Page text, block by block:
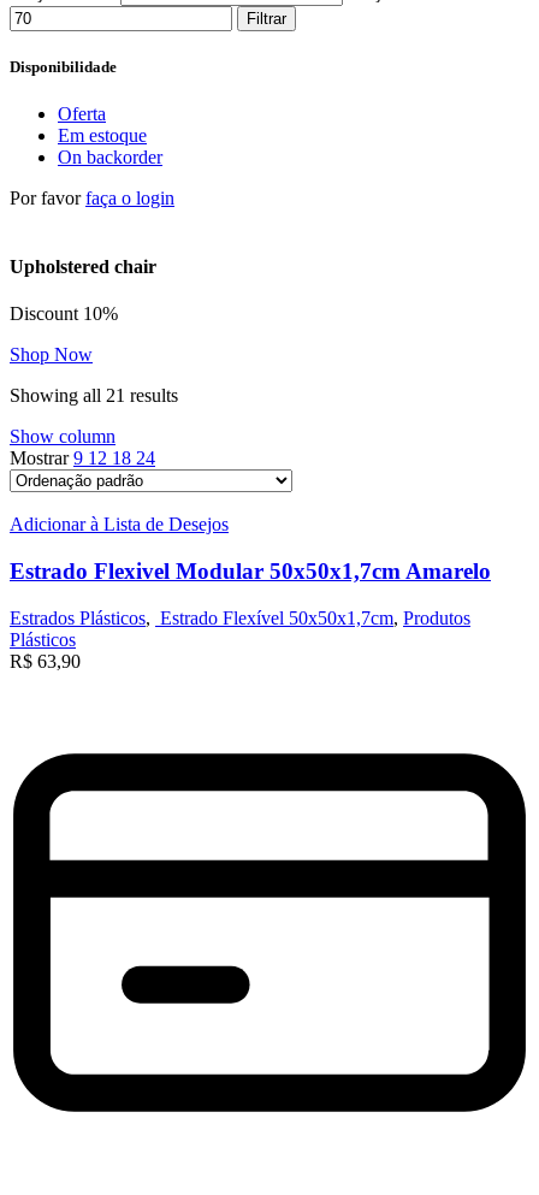
Filtrar
Disponibilidade
Oferta
Em estoque
On backorder
Por favorfaça o login
Upholstered chair
Discount 10%
Shop Now
Showing all 21 results
Show column
Mostrar9 12 18 24
Adicionar à Lista de Desejos
Estrado Flexivel Modular 50x50x1,7cm Amarelo
Estrados Plásticos, Estrado Flexível 50x50x1,7cm, Produtos
Plásticos
R$ 63,90